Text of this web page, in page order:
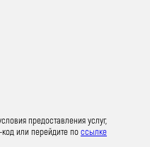
предоставления услуг,
код или перейдите поссылке